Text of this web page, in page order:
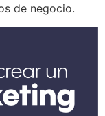
de negocio.